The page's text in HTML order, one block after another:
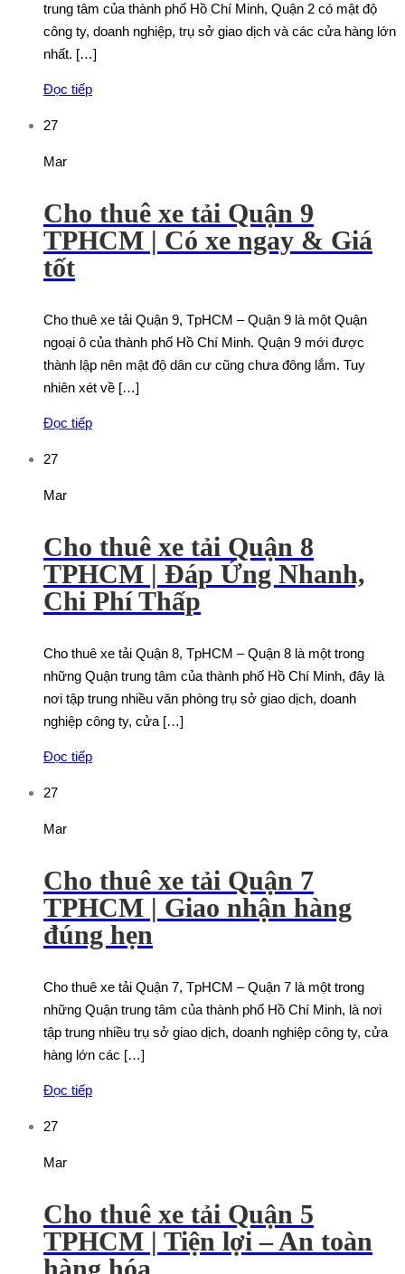
trung tâm của thành phố Hồ Chí Minh, Quận 2 có mật độ
công ty, doanh nghiệp, trụ sở giao dịch và các cửa hàng lớn
nhất. […]
Đọc tiếp
27
Mar
Cho thuê xe tải Quận 9
TPHCM | Có xe ngay & Giá
tốt
Cho thuê xe tải Quận 9, TpHCM – Quận 9 là một Quận
ngoại ô của thành phố Hồ Chí Minh. Quận 9 mới được
thành lập nên mật độ dân cư cũng chưa đông lắm. Tuy
nhiên xét về […]
Đọc tiếp
27
Mar
Cho thuê xe tải Quận 8
TPHCM | Đáp Ứng Nhanh,
Chi Phí Thấp
Cho thuê xe tải Quận 8, TpHCM – Quận 8 là một trong
những Quận trung tâm của thành phố Hồ Chí Minh, đây là
nơi tập trung nhiều văn phòng trụ sở giao dịch, doanh
nghiệp công ty, cửa […]
Đọc tiếp
27
Mar
Cho thuê xe tải Quận 7
TPHCM | Giao nhận hàng
đúng hẹn
Cho thuê xe tải Quận 7, TpHCM – Quận 7 là một trong
những Quận trung tâm của thành phố Hồ Chí Minh, là nơi
tập trung nhiều trụ sở giao dịch, doanh nghiệp công ty, cửa
hàng lớn các […]
Đọc tiếp
27
Mar
Cho thuê xe tải Quận 5
TPHCM | Tiện lợi – An toàn